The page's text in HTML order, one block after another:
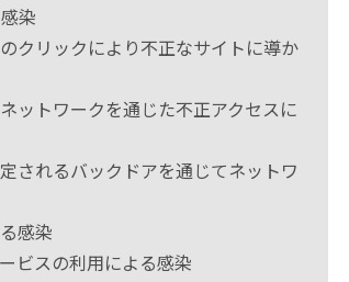
染
クリックにより不正なサイトに導か
ットワークを通じた不正アクセスに
されるバックドアを通じてネットワ
感染
ビスの利用による感染